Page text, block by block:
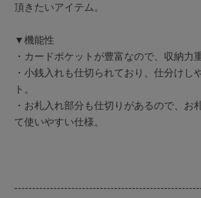
頂きたいアイテム。
▼機能性
・カードポケットが豊富なので、収納
・小銭入れも仕切られており、仕分けし
ト。
・お札入れ部分も仕切りがあるので、お
て使いやすい仕様。